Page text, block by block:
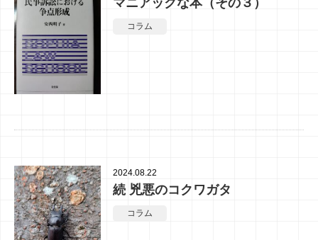
マニアックな本（その３）
コラム
2024.08.22
続 兇悪のコクワガタ
コラム